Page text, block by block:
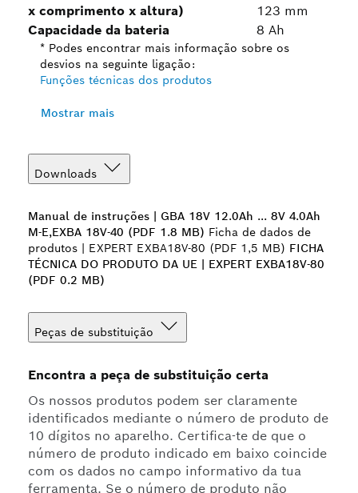
x comprimento x altura)
123 mm
Capacidade da bateria
8 Ah
* Podes encontrar mais informação sobre os
desvios na seguinte ligação:
Funções técnicas dos produtos
Mostrar mais
Downloads
Manual de instruções | GBA 18V 12.0Ah ... 8V 4.0Ah
M-E,EXBA 18V-40 (PDF 1.8 MB) Ficha de dados de
produtos | EXPERT EXBA18V-80 (PDF 1,5 MB) FICHA
TÉCNICA DO PRODUTO DA UE | EXPERT EXBA18V-80
(PDF 0.2 MB)
Peças de substituição
Encontra a peça de substituição certa
Os nossos produtos podem ser claramente
identificados mediante o número de produto de
10 dígitos no aparelho. Certifica-te de que o
número de produto indicado em baixo coincide
com os dados no campo informativo da tua
ferramenta. Se o número de produto não